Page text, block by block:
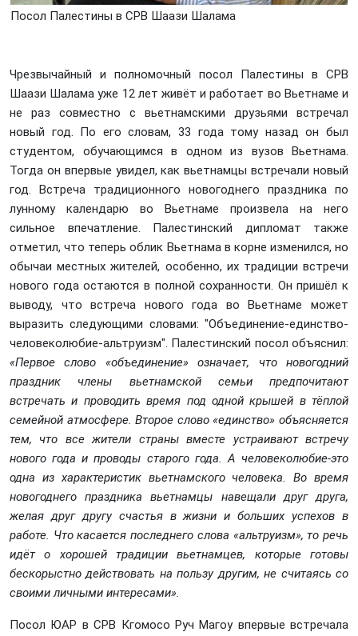
Посол Палестины в СРВ Шаази Шалама
Чрезвычайный и полномочный посол Палестины в СРВ
Шаази Шалама уже 12 лет живёт и работает во Вьетнаме и
не раз совместно с вьетнамскими друзьями встречал
новый год. По его словам, 33 года тому назад он был
студентом, обучающимся в одном из вузов Вьетнама.
Тогда он впервые увидел, как вьетнамцы встречали новый
год. Встреча традиционного новогоднего праздника по
лунному календарю во Вьетнаме произвела на него
сильное впечатление. Палестинский дипломат также
отметил, что теперь облик Вьетнама в корне изменился, но
обычаи местных жителей, особенно, их традиции встречи
нового года остаются в полной сохранности. Он пришёл к
выводу, что встреча нового года во Вьетнаме может
выразить следующими словами: "Объединение-единство-
человеколюбие-альтруизм". Палестинский посол объяснил:
«Первое слово «объединение» означает, что новогодний
праздник члены вьетнамской семьи предпочитают
встречать и проводить время под одной крышей в тёплой
семейной атмосфере. Второе слово «единство» объясняется
тем, что все жители страны вместе устраивают встречу
нового года и проводы старого года. А человеколюбие-это
одна из характеристик вьетнамского человека. Во время
новогоднего праздника вьетнамцы навещали друг друга,
желая друг другу счастья в жизни и больших успехов в
работе. Что касается последнего слова «альтруизм», то речь
идёт о хорошей традиции вьетнамцев, которые готовы
бескорыстно действовать на пользу другим, не считаясь со
своими личными интересами».
Посол ЮАР в СРВ Кгомосо Руч Магоу впервые встречала